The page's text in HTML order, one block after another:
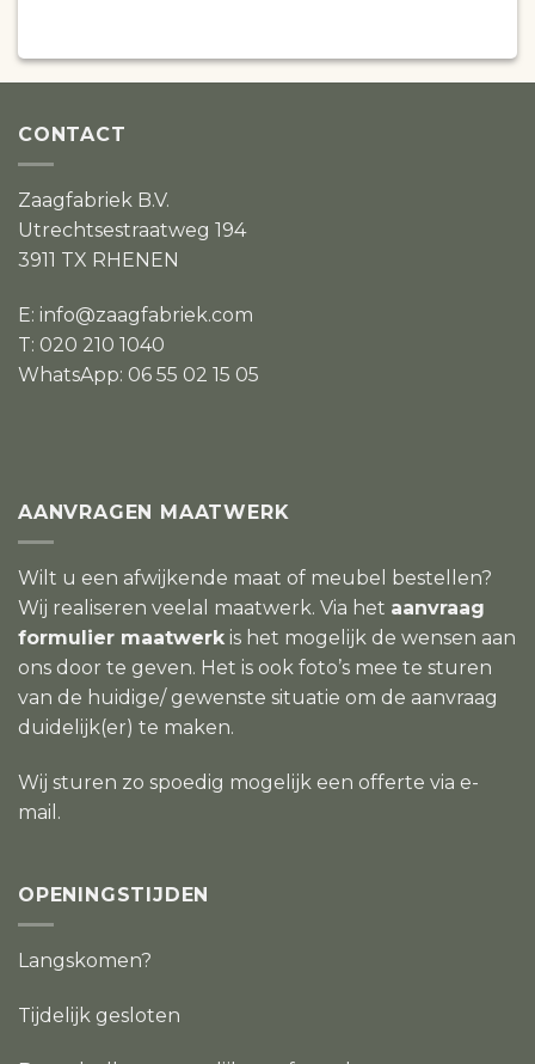
CONTACT
Zaagfabriek B.V.
Utrechtsestraatweg 194
3911 TX RHENEN
E: info@zaagfabriek.com
T: 020 210 1040
WhatsApp: 06 55 02 15 05
AANVRAGEN MAATWERK
Wilt u een afwijkende maat of meubel bestellen?
Wij realiseren veelal maatwerk. Via het aanvraag
formulier maatwerk is het mogelijk de wensen aan
ons door te geven. Het is ook foto’s mee te sturen
van de huidige/ gewenste situatie om de aanvraag
duidelijk(er) te maken.
Wij sturen zo spoedig mogelijk een offerte via e-
mail.
OPENINGSTIJDEN
Langskomen?
Tijdelijk gesloten